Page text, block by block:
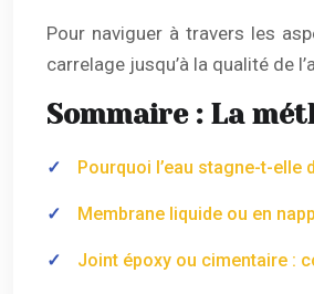
Pour naviguer à travers les
carrelage jusqu’à la qualité de
Sommaire : La
Pourquoi l’eau stagne-t-elle
Membrane liquide ou en
Joint époxy ou cimentaire :